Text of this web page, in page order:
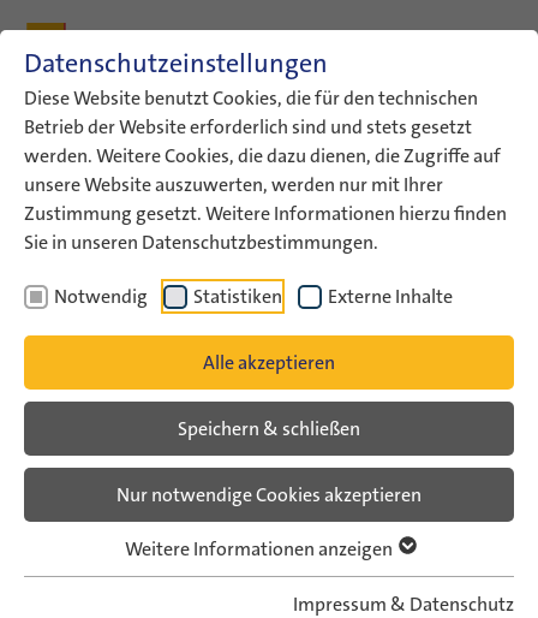
Datenschutzeinstellungen
Diese Website benutzt Cookies, die für den technischen
Betrieb der Website erforderlich sind und stets gesetzt
werden. Weitere Cookies, die dazu dienen, die Zugriffe auf
unsere Website auszuwerten, werden nur mit Ihrer
Zustimmung gesetzt. Weitere Informationen hierzu finden
Sie in unseren Datenschutzbestimmungen.
Notwendig Statistiken Externe Inhalte
Alle akzeptieren
Speichern & schließen
Nur notwendige Cookies akzeptieren
Weitere Informationen anzeigen
Impressum & Datenschutz
ConAct Über uns Archiv
Veranstaltungsarchiv
Viel Interesse an…
Veranstaltungsarchiv
Viel Interesse an
internationaler Jugendarbeit in
Bayern! Info- und
Vernetzungstage in
Oberschleißheim und
Würzburg